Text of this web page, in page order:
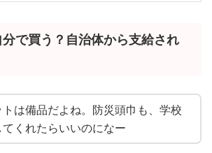
で買う？自治体から支給され
は備品だよね。防災頭巾も、学校
くれたらいいのになー